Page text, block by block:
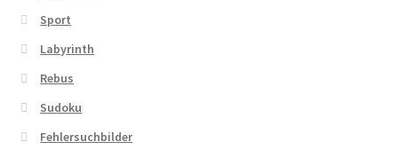
Sport
Labyrinth
Rebus
Sudoku
Fehlersuchbilder